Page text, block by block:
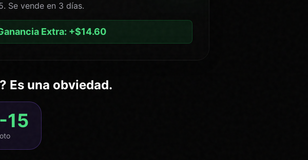
Se vende en 3 días.
Extra: +$14.60
Es una obviedad.
15